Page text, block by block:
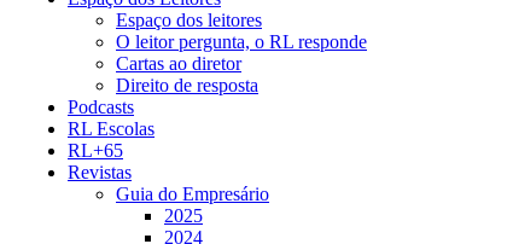
Espaço dos leitores
O leitor pergunta, o RL responde
Cartas ao diretor
Direito de resposta
Podcasts
RL Escolas
RL+65
Revistas
Guia do Empresário
2025
2024